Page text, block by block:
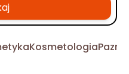
Kosmetologia